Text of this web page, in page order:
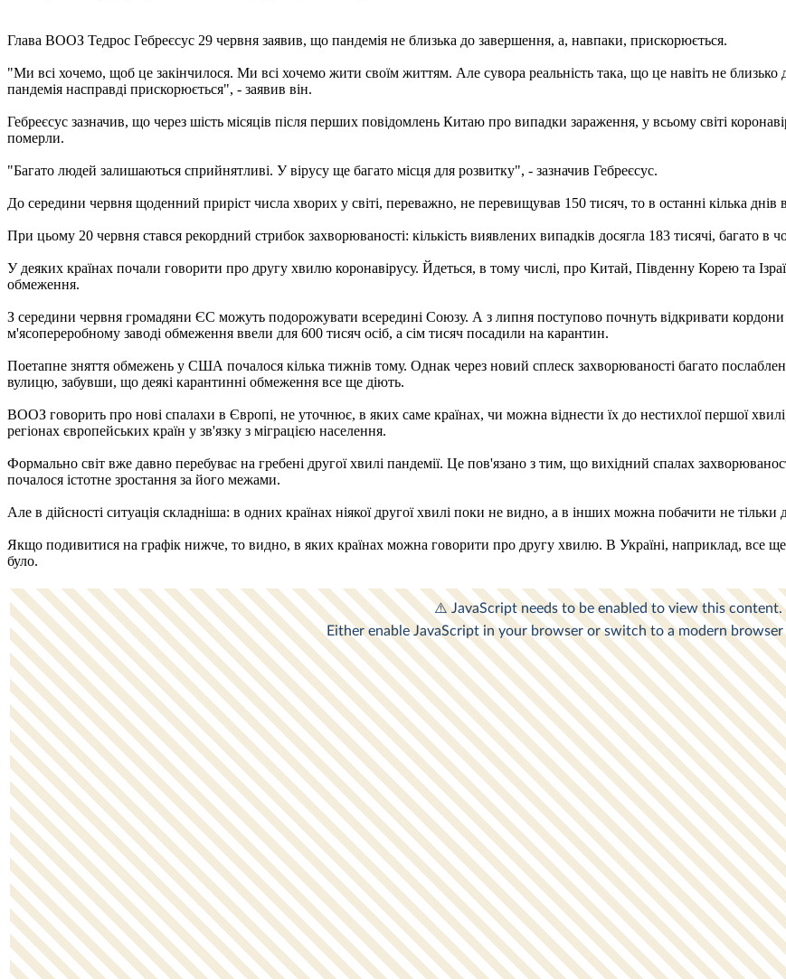
Глава ВООЗ Тедрос Гебреєсус 29 червня заявив, що пандемія не близька до завершення, а, навпаки, прискорюється.
"Ми всі хочемо, щоб це закінчилося. Ми всі хочемо жити своїм життям. Але сувора реальність така, що це навіть не
пандемія насправді прискорюється", - заявив він.
Гебреєсус зазначив, що через шість місяців після перших повідомлень Китаю про випадки зараження, у всьому світі
померли.
"Багато людей залишаються сприйнятливі. У вірусу ще багато місця для розвитку", - зазначив Гебреєсус.
До середини червня щоденний приріст числа хворих у світі, переважно, не перевищував 150 тисяч, то в останні кілька днів
При цьому 20 червня стався рекордний стрибок захворюваності: кількість виявлених випадків досягла 183 тисячі, багато в
У деяких країнах почали говорити про другу хвилю коронавірусу. Йдеться, в тому числі, про Китай, Південну Корею та
обмеження.
З середини червня громадяни ЄС можуть подорожувати всередині Союзу. А з липня поступово почнуть відкривати кордони
м'ясопереробному заводі обмеження ввели для 600 тисяч осіб, а сім тисяч посадили на карантин.
Поетапне зняття обмежень у США почалося кілька тижнів тому. Однак через новий сплеск захворюваності багато
вулицю, забувши, що деякі карантинні обмеження все ще діють.
ВООЗ говорить про нові спалахи в Європі, не уточнює, в яких саме країнах, чи можна віднести їх до нестихлої першої
регіонах європейських країн у зв'язку з міграцією населення.
Формально світ вже давно перебуває на гребені другої хвилі пандемії. Це пов'язано з тим, що вихідний спалах
почалося істотне зростання за його межами.
Але в дійсності ситуація складніша: в одних країнах ніякої другої хвилі поки не видно, а в інших можна побачити не
Якщо подивитися на графік нижче, то видно, в яких країнах можна говорити про другу хвилю. В Україні, наприклад, все
було.